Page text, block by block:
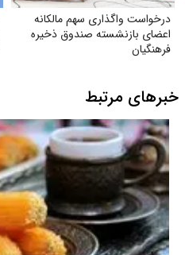
درخواست واگذاری سهم مالکانه
اعضای بازنشسته صندوق ذخیره
فرهنگیان
خبرهای مرتبط